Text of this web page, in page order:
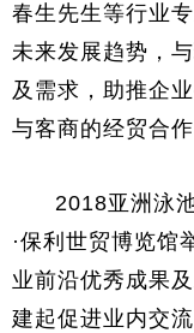
春生先生等行业
未来发展趋势，
及需求，助推企
与客商的经贸合
2018亚洲泳
·保利世贸博览馆
业前沿优秀成果
建起促进业内交